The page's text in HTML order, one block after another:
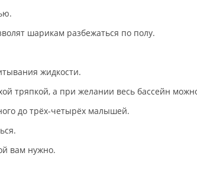
шарикам разбежаться по полу.
жидкости.
тряпкой, а при желании весь бассейн
до трёх-четырёх малышей.
вам нужно.